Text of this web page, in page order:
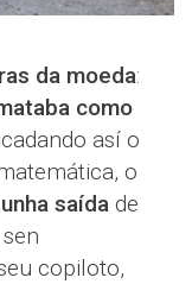
da moeda:
como
así o
o
saída de
copiloto,